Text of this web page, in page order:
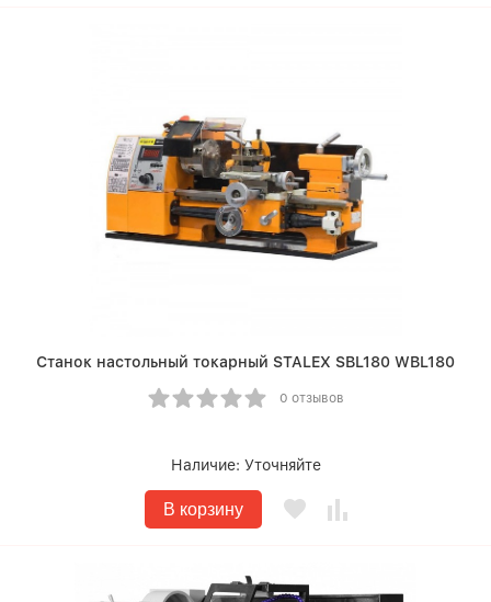
Станок настольный токарный STALEX SBL180 WBL180
0 отзывов
Наличие: Уточняйте
В корзину